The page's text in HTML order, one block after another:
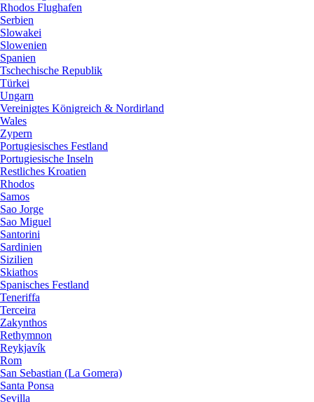
Rhodos Flughafen
Serbien
Slowakei
Slowenien
Spanien
Tschechische Republik
Türkei
Ungarn
Vereinigtes Königreich & Nordirland
Wales
Zypern
Portugiesisches Festland
Portugiesische Inseln
Restliches Kroatien
Rhodos
Samos
Sao Jorge
Sao Miguel
Santorini
Sardinien
Sizilien
Skiathos
Spanisches Festland
Teneriffa
Terceira
Zakynthos
Rethymnon
Reykjavík
Rom
San Sebastian (La Gomera)
Santa Ponsa
Sevilla